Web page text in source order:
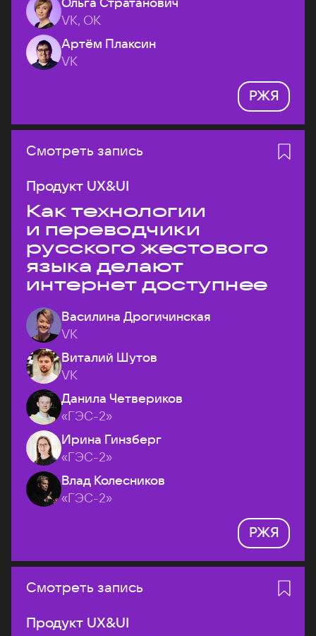
VK, ОК
Артём Плаксин
VK
РЖЯ
Смотреть запись
Продукт UX&UI
Как технологии
и переводчики
русского жестового
языка делают
интернет доступнее
Василина Дрогичинская
VK
Виталий Шутов
VK
Данила Четвериков
«ГЭС-2»
Ирина Гинзберг
«ГЭС-2»
Влад Колесников
«ГЭС-2»
РЖЯ
Смотреть запись
Продукт UX&UI